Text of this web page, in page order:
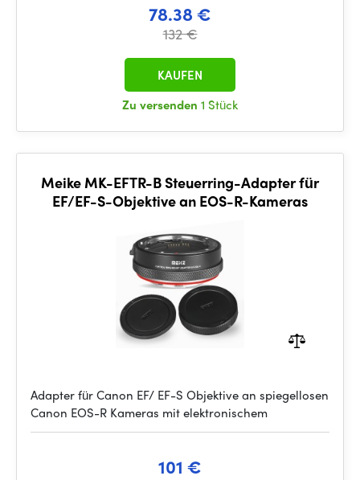
78.38 €
132 €
Zu versenden 1 Stück
KAUFEN
Meike MK-EFTR-B Steuerring-Adapter für
EF/EF-S-Objektive an EOS-R-Kameras
Adapter für Canon EF/ EF-S Objektive an spiegellosen
Canon EOS-R Kameras mit elektronischem
101 €